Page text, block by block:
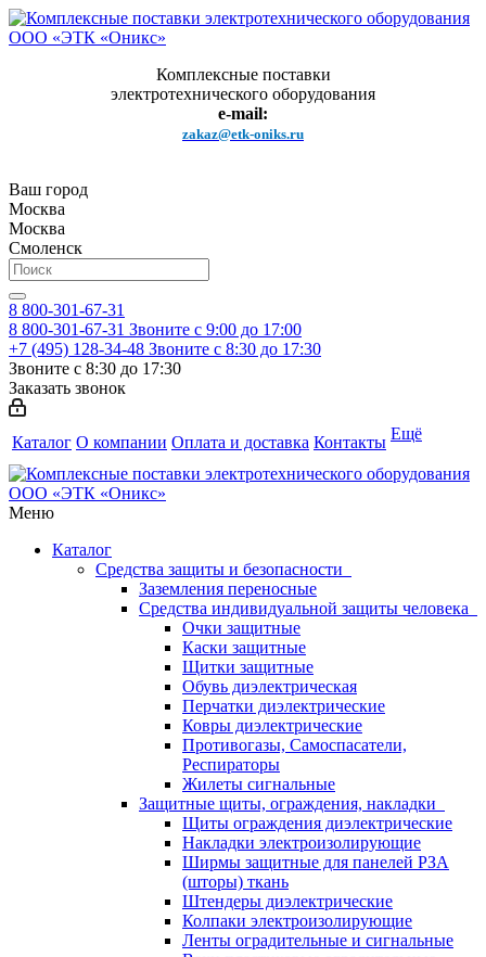
Комплексные поставки
электротехнического оборудования
e-mail:
zakaz@etk-oniks.ru
Ваш город
Москва
Москва
Смоленск
8 800-301-67-31
8 800-301-67-31 Звоните с 9:00 до 17:00
+7 (495) 128-34-48 Звоните с 8:30 до 17:30
Звоните с 8:30 до 17:30
Заказать звонок
Каталог О компании Оплата и доставка Контакты Ещё
Меню
Каталог
Средства защиты и безопасности
Заземления переносные
Средства индивидуальной защиты человека
Очки защитные
Каски защитные
Щитки защитные
Обувь диэлектрическая
Перчатки диэлектрические
Ковры диэлектрические
Противогазы, Самоспасатели,
Респираторы
Жилеты сигнальные
Защитные щиты, ограждения, накладки
Щиты ограждения диэлектрические
Накладки электроизолирующие
Ширмы защитные для панелей РЗА
(шторы) ткань
Штендеры диэлектрические
Колпаки электроизолирующие
Ленты оградительные и сигнальные